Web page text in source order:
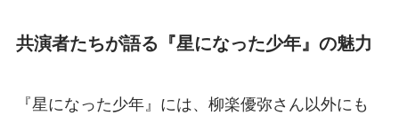
共演者たちが語る『星になった少年』の魅力
『星になった少年』には、柳楽優弥さん以外にも